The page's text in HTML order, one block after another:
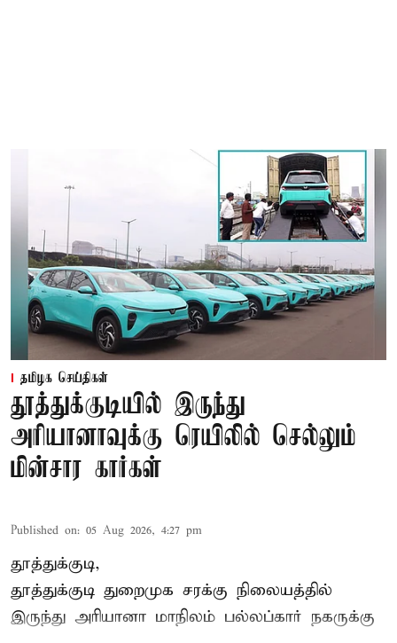
தமிழக செய்திகள்
தூத்துக்குடியில் இருந்து
அரியானாவுக்கு ரெயிலில் செல்லும்
மின்சார கார்கள்
Published on: 05 Aug 2026, 4:27 pm
தூத்துக்குடி,
தூத்துக்குடி துறைமுக சரக்கு நிலையத்தில்
இருந்து அரியானா மாநிலம் பல்லப்கார் நகருக்கு